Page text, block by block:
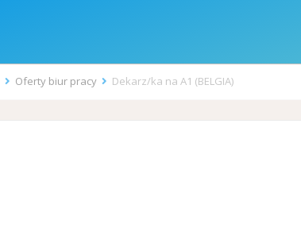
Oferty biur pracy Dekarz/ka na A1 (BELGIA)